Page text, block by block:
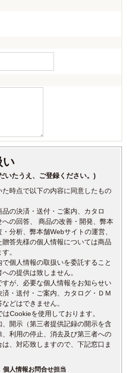
い
いたうえ、ご登録ください。)
時点で以下の内容に同意したもの
の決済・送付・ご案内、カタロ
の回答、 商品の改善・開発、弊本
分析、弊本舗Webサイトの運営、
答先様の個人情報については商品
。
個人情報の取扱いを委託すること
の提供は致しません。
が、必要な個人情報をお知らせい
・送付・ご案内、カタログ・ＤＭ
どはできません。
Cookieを使用しております。
開示（第三者提供記録の開示を含
利用の停止、消去及び第三者への
、対応致しますので、下記窓口ま
人情報お問合せ担当